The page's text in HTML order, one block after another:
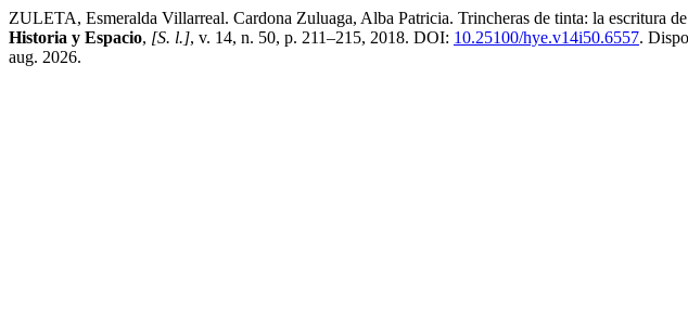
ZULETA, Esmeralda Villarreal. Cardona Zuluaga, Alba Patricia. Trincheras de tinta: la
Historia y Espacio, [S. l.], v. 14, n. 50, p. 211–215, 2018. DOI: 10.25100/hye.v14i50.6557.
aug. 2026.